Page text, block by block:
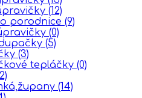
(12)
porodnice (9)
(0)
(5)
(3)
tepláčky (0)
(14)